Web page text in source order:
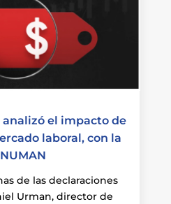
el impacto de
laboral, con la
de las declaraciones
Urman, director de